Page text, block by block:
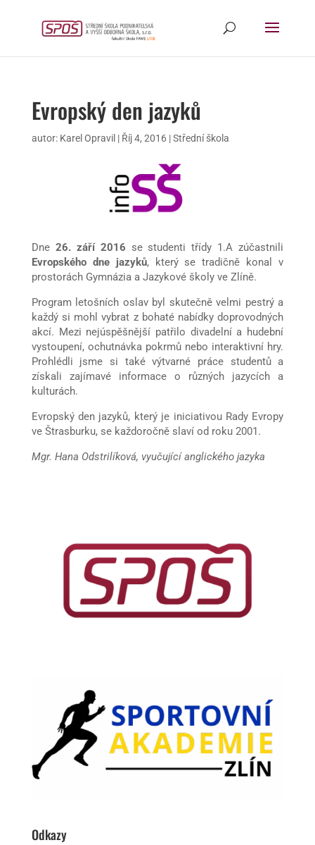
Evropský den jazyků
autor: Karel Opravil | Říj 4, 2016|Střední škola
Dne 26. září 2016 se studenti třídy 1.A zúčastnili
Evropského dne jazyků, který se tradičně konal v
prostorách Gymnázia a Jazykové školy ve Zlíně.
Program letošních oslav byl skutečně velmi pestrý a
každý si mohl vybrat z bohaté nabídky doprovodných
akcí. Mezi nejúspěšnější patřilo divadelní a hudební
vystoupení, ochutnávka pokrmů nebo interaktivní hry.
Prohlédli jsme si také výtvarné práce studentů a
získali zajímavé informace o různých jazycích a
kulturách.
Evropský den jazyků, který je iniciativou Rady Evropy
ve Štrasburku, se každoročně slaví od roku 2001.
Mgr. Hana Odstrilíková, vyučující anglického jazyka
Odkazy